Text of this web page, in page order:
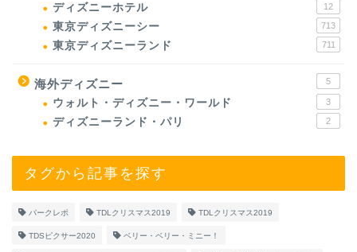
ディズニーホテル 12
東京ディズニーシー 713
東京ディズニーランド 711
海外ディズニー 5
ウォルト・ディズニー・ワールド 3
ディズニーランド・パリ 2
タグから記事を探す
パークレポ TDLクリスマス2019 TDLクリスマス2019
TDSピクサー2020 ベリー・ベリー・ミニー！